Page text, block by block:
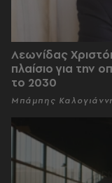
Λεωνίδας
πλαίσιο για την
το 2030
Μπάμπης